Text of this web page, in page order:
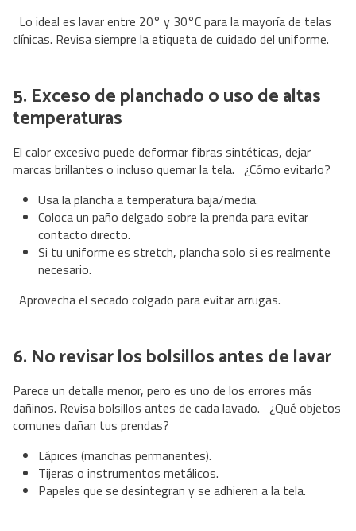
Lo ideal es lavar entre 20° y 30°C para la mayoría de telas
clínicas. Revisa siempre la etiqueta de cuidado del uniforme.
5. Exceso de planchado o uso de altas
temperaturas
El calor excesivo puede deformar fibras sintéticas, dejar
marcas brillantes o incluso quemar la tela. ¿Cómo evitarlo?
Usa la plancha a temperatura baja/media.
Coloca un paño delgado sobre la prenda para evitar
contacto directo.
Si tu uniforme es stretch, plancha solo si es realmente
necesario.
Aprovecha el secado colgado para evitar arrugas.
6. No revisar los bolsillos antes de lavar
Parece un detalle menor, pero es uno de los errores más
dañinos. Revisa bolsillos antes de cada lavado. ¿Qué objetos
comunes dañan tus prendas?
Lápices (manchas permanentes).
Tijeras o instrumentos metálicos.
Papeles que se desintegran y se adhieren a la tela.